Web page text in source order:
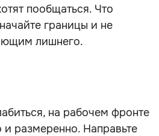
пообщаться. Что
границы и не
лишнего.
на рабочем фронте
и размеренно. Направьте